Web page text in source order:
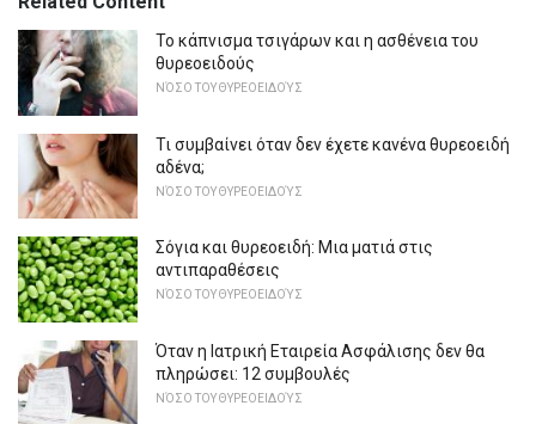
Το κάπνισμα τσιγάρων και η ασθένεια του
θυρεοειδούς
ΝΌΣΟ ΤΟΥ ΘΥΡΕΟΕΙΔΟΎΣ
Τι συμβαίνει όταν δεν έχετε κανένα θυρεοειδή
αδένα;
ΝΌΣΟ ΤΟΥ ΘΥΡΕΟΕΙΔΟΎΣ
Σόγια και θυρεοειδή: Μια ματιά στις
αντιπαραθέσεις
ΝΌΣΟ ΤΟΥ ΘΥΡΕΟΕΙΔΟΎΣ
Όταν η Ιατρική Εταιρεία Ασφάλισης δεν θα
πληρώσει: 12 συμβουλές
ΝΌΣΟ ΤΟΥ ΘΥΡΕΟΕΙΔΟΎΣ